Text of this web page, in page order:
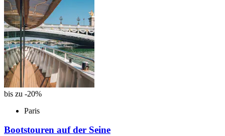
bis zu -20%
Paris
Bootstouren auf der Seine